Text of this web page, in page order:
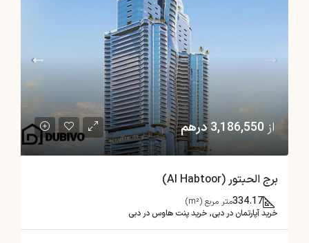
از 3,186,550 درهم
برج الحبتور (Al Habtoor)
334.17متر مربع (m²)
خرید آپارتمان در دبی, خرید پنت هاوس در دبی